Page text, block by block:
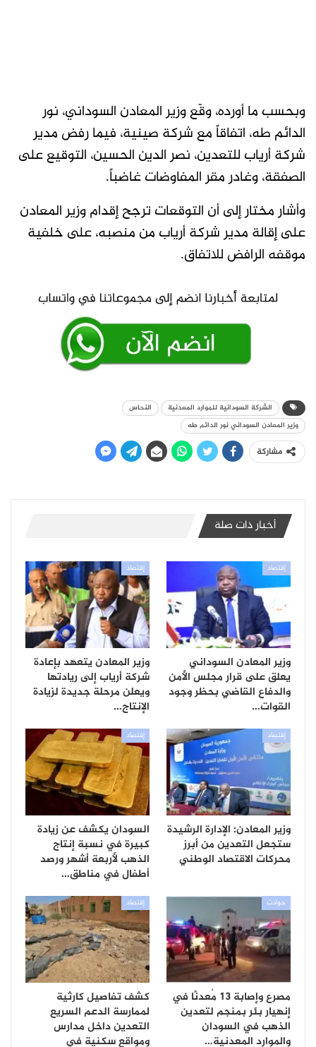
وبحسب ما أورده، وقّع وزير المعادن السوداني، نور
الدائم طه، اتفاقاً مع شركة صينية، فيما رفض مدير
شركة أرياب للتعدين، نصر الدين الحسين، التوقيع على
الصفقة، وغادر مقر المفاوضات غاضباً.
وأشار مختار إلى أن التوقعات ترجح إقدام وزير المعادن
على إقالة مدير شركة أرياب من منصبه، على خلفية
موقفه الرافض للاتفاق.
الشركة السودانية للموارد المعدنية
النحاس
وزير المعادن السوداني نور الدائم طه
مشاركة
أخبار ذات صلة
إقتصاد
وزير المعادن السوداني
يعلق على قرار مجلس الأمن
والدفاع القاضي بحظر وجود
القوات…
إقتصاد
وزير المعادن يتعهد بإعادة
شركة أرياب إلى ريادتها
ويعلن مرحلة جديدة لزيادة
الإنتاج…
إقتصاد
وزير المعادن: الإدارة الرشيدة
ستجعل التعدين من أبرز
محركات الاقتصاد الوطني
إقتصاد
السودان يكشف عن زيادة
كبيرة في نسبة إنتاج
الذهب لأربعة أشهر ورصد
أطفال في مناطق…
حوادث
مصرع وإصابة 13 مُعدنًا في
إنهيار بئر بمنجم لتعدين
الذهب في السودان
والموارد المعدنية…
إقتصاد
كشف تفاصيل كارثية
لممارسة الدعم السريع
التعدين داخل مدارس
ومواقع سكنية في